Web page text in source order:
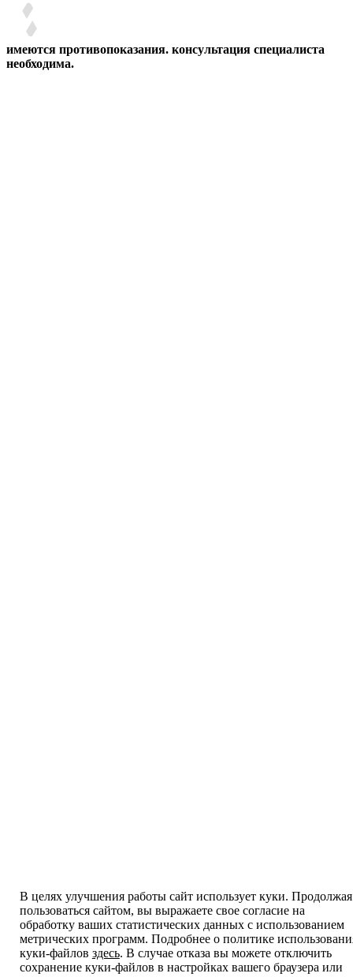
имеются противопоказания. консультация специалиста
необходима.
В целях улучшения работы сайт использует куки. Продолжая
пользоваться сайтом, вы выражаете свое согласие на
обработку ваших статистических данных с использованием
метрических программ. Подробнее о политике
куки-файлов здесь. В случае отказа вы можете отключить
сохранение куки-файлов в настройках вашего браузера или